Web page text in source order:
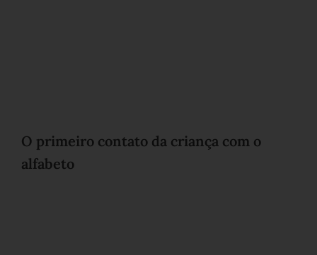
O primeiro contato da criança com o
alfabeto